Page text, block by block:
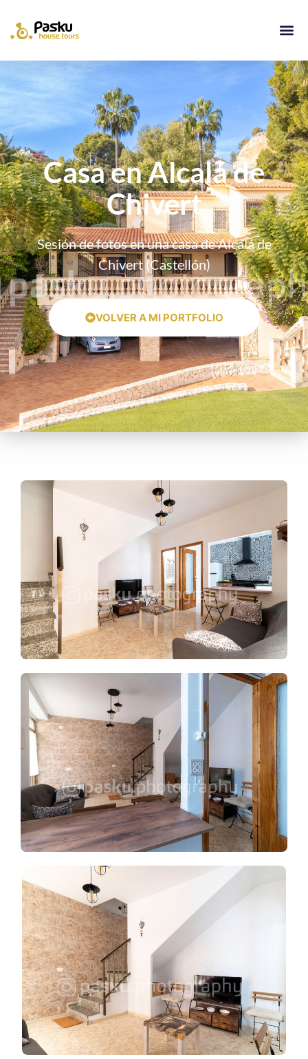
Casa en Alcalá de
Chivert
Sesión de fotos en una casa de Alcalá de
Chivert (Castellón)
VOLVER A MI PORTFOLIO